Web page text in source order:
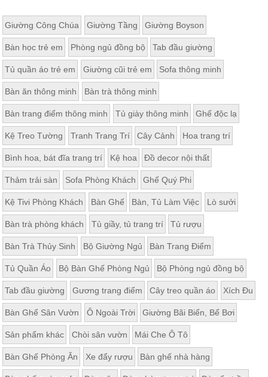
Giường Công Chúa Giường Tầng Giường Boyson
Bàn học trẻ em Phòng ngủ đồng bộ Tab đầu giường
Tủ quần áo trẻ em Giường cũi trẻ em Sofa thông minh
Bàn ăn thông minh Bàn trà thông minh
Bàn trang điểm thông minh Tủ giày thông minh Ghế độc lạ
Kệ Treo Tường Tranh Trang Trí Cây Cảnh Hoa trang trí
Bình hoa, bát đĩa trang trí Kệ hoa Đồ decor nội thất
Thảm trải sàn Sofa Phòng Khách Ghế Quý Phi
Kệ Tivi Phòng Khách Bàn Ghế Bàn, Tủ Làm Việc Lò sưởi
Bàn trà phòng khách Tủ giầy, tủ trang trí Tủ rượu
Bàn Trà Thủy Sinh Bộ Giường Ngủ Bàn Trang Điểm
Tủ Quần Áo Bộ Bàn Ghế Phòng Ngủ Bộ Phòng ngủ đồng bộ
Tab đầu giường Gương trang điểm Cây treo quần áo Xích Đu
Bàn Ghế Sân Vườn Ô Ngoài Trời Giường Bãi Biển, Bể Bơi
Sản phẩm khác Chòi sân vườn Mái Che Ô Tô
Bàn Ghế Phòng Ăn Xe đẩy rượu Bàn ghế nhà hàng